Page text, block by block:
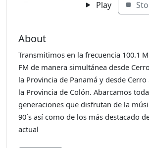
Play
About
Transmitimos en la frecuencia 100.1
FM de manera simultánea desde
la Provincia de Panamá y desde Cerro
la Provincia de Colón. Abarcamos
generaciones que disfrutan de la
90´s así como de los más destacado
actual